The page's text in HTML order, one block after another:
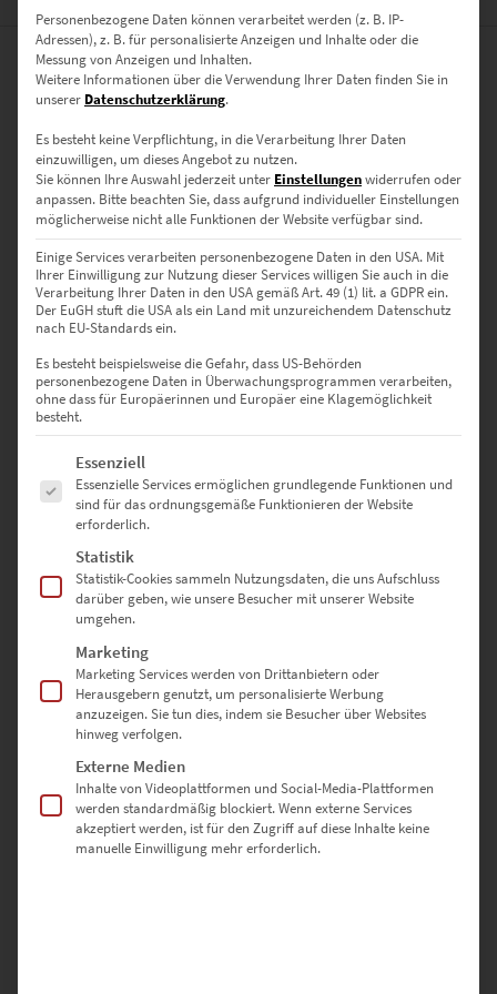
Bewertungen
Es gibt noch keine Bewertungen.
0 Bewertungen
0
SCHREIBE DIE ERSTE BEWERTUNG FÜR „EZ00840 MERCEDES
AMG GTR GREEN TIGER“
Deine E-Mail-Adresse wird nicht veröffentlicht.
Erforderliche Felder sind mit *markiert
DEINE BEWERTUNG*
Personenbezogene Daten können verarbeitet werden (z. B. IP-
Adressen), z. B. für personalisierte Anzeigen und Inhalte oder die
Messung von Anzeigen und Inhalten.
Weitere Informationen über die Verwendung Ihrer Daten finden Sie in
unserer Datenschutzerklärung.
Es besteht keine Verpflichtung, in die Verarbeitung Ihrer Daten
einzuwilligen, um dieses Angebot zu nutzen.
Sie können Ihre Auswahl jederzeit unter Einstellungenwiderrufen oder
anpassen. Bitte beachten Sie, dass aufgrund individueller Einstellungen
möglicherweise nicht alle Funktionen der Website verfügbar sind.
Einige Services verarbeiten personenbezogene Daten in den USA. Mit
Ihrer Einwilligung zur Nutzung dieser Services willigen Sie auch in die
Verarbeitung Ihrer Daten in den USA gemäß Art. 49 (1) lit. a GDPR ein.
Der EuGH stuft die USA als ein Land mit unzureichendem Datenschutz
nach EU-Standards ein.
Es besteht beispielsweise die Gefahr, dass US-Behörden
personenbezogene Daten in Überwachungsprogrammen verarbeiten,
ohne dass für Europäerinnen und Europäer eine Klagemöglichkeit
besteht.
Es folgt eine Liste der Service-Gruppen, für die eine Einwilligung
Essenziell
Essenzielle Services ermöglichen grundlegende Funktionen und
sind für das ordnungsgemäße Funktionieren der Website
erforderlich.
Statistik
Statistik-Cookies sammeln Nutzungsdaten, die uns Aufschluss
darüber geben, wie unsere Besucher mit unserer Website
umgehen.
Marketing
Marketing Services werden von Drittanbietern oder
Herausgebern genutzt, um personalisierte Werbung
anzuzeigen. Sie tun dies, indem sie Besucher über Websites
hinweg verfolgen.
Externe Medien
Inhalte von Videoplattformen und Social-Media-Plattformen
werden standardmäßig blockiert. Wenn externe Services
akzeptiert werden, ist für den Zugriff auf diese Inhalte keine
manuelle Einwilligung mehr erforderlich.